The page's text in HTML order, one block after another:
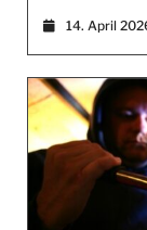
14. April